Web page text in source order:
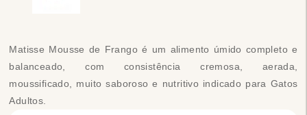
Matisse Mousse de Frango é um alimento úmido completo e
balanceado, com consistência cremosa, aerada,
moussificado, muito saboroso e nutritivo indicado para Gatos
Adultos.